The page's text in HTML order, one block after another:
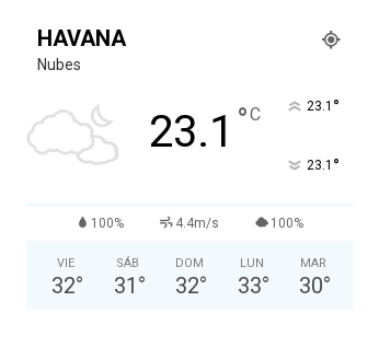
HAVANA
Nubes
23.1 °C 23.1 °
23.1 °
100% 4.4m/s 100%
VIE
32°
SÁB
31 °
DOM
32°
LUN
33°
MAR
30°